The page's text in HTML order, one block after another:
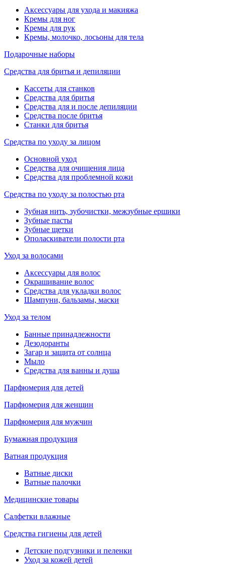
Аксессуары для ухода и макияжа
Кремы для ног
Кремы для рук
Кремы, молочко, лосьоны для тела
Подарочные наборы
Средства для бритья и депиляции
Кассеты для станков
Средства для бритья
Средства для и после депиляции
Средства после бритья
Станки для бритья
Средства по уходу за лицом
Основной уход
Средства для очищения лица
Средства для проблемной кожи
Средства по уходу за полостью рта
Зубная нить, зубочистки, межзубные ершики
Зубные пасты
Зубные щетки
Ополаскиватели полости рта
Уход за волосами
Аксессуары для волос
Окрашивание волос
Средства для укладки волос
Шампуни, бальзамы, маски
Уход за телом
Банные принадлежности
Дезодоранты
Загар и защита от солнца
Мыло
Средства для ванны и душа
Парфюмерия для детей
Парфюмерия для женщин
Парфюмерия для мужчин
Бумажная продукция
Ватная продукция
Ватные диски
Ватные палочки
Медицинские товары
Салфетки влажные
Средства гигиены для детей
Детские подгузники и пеленки
Уход за кожей детей